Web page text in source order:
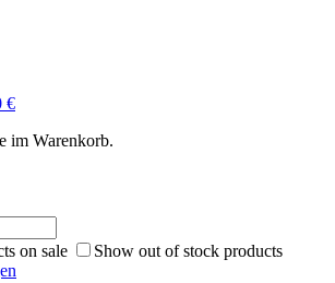
€
im Warenkorb.
on sale
Show out of stock products